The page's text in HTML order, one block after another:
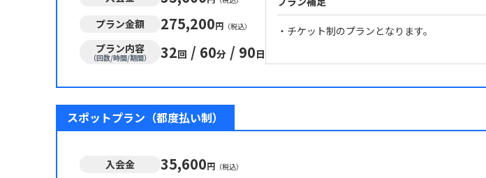
プラン金額 275,200円 （税込）
プラン内容
（回数/時間/期間） 32回 / 60分 / 90日
・チケット制のプランとなります。
スポットプラン（都度払い制）
入会金 35,600円 （税込）